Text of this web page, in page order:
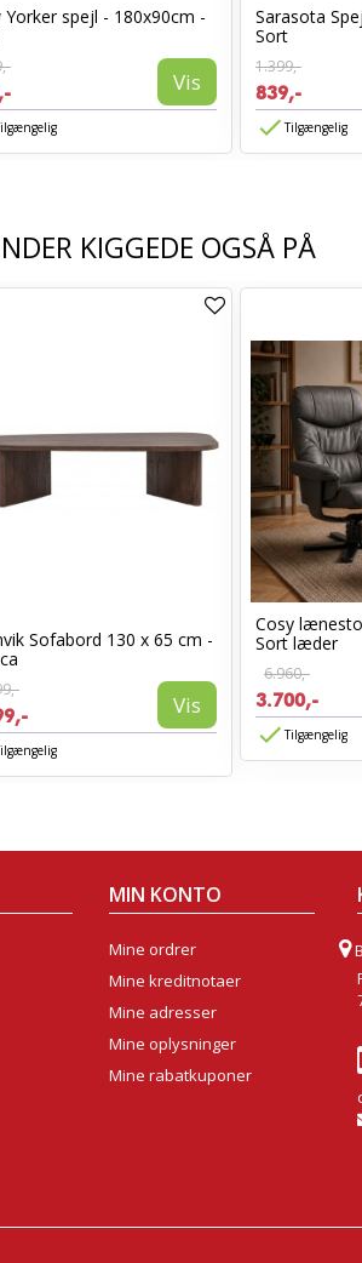
Yorker spejl - 180x90cm -
Vis
Sarasota
Sort
1.399,-
839,-
Tilgængelig
KIGGEDE OGSÅ PÅ
Sofabord 130 x 65 cm -
Vis
Cosy
Sort læder
6.960,-
3.700,-
Tilgængelig
MIN KONTO
Mine ordrer
Mine kreditnotaer
Mine adresser
Mine oplysninger
Mine rabatkuponer